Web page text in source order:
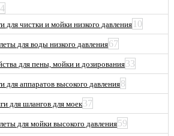
для чистки и мойки низкого давления 10
для воды низкого давления67
для пены, мойки и дозирования33
для аппаратов высокого давления8
для шлангов для моек37
для мойки высокого давления59